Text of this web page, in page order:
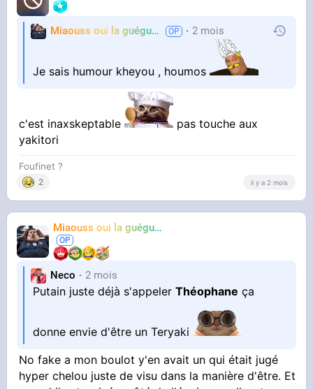
Miaouss oui la guéguérre TF6 2 mois
Je sais humour kheyou , houmos
c'est inaxskeptable
pas touche aux
yakitori
Foufinet ?
2 il y a 2 mois
Miaouss oui la guéguérre
Neco 2 mois
Putain juste déjà s'appelerThéophane ça
donne envie d'être un Teryaki
No fake a mon boulot y'en avait un qui était jugé
hyper chelou juste de visu dans la manière d'être. Et